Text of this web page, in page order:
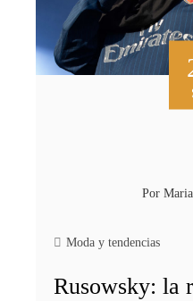
Por
Moda y tendencias
Rusowsky: la